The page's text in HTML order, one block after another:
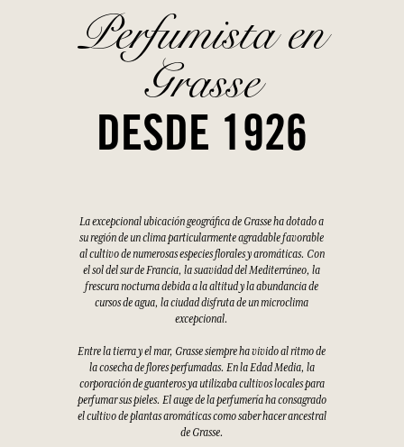
Perfumista en
Grasse
DESDE 1926
La excepcional ubicación geográfica de Grasse ha dotado a
su región de un clima particularmente agradable favorable
al cultivo de numerosas especies florales y aromáticas. Con
el sol del sur de Francia, la suavidad del Mediterráneo, la
frescura nocturna debida a la altitud y la abundancia de
cursos de agua, la ciudad disfruta de un microclima
excepcional.
Entre la tierra y el mar, Grasse siempre ha vivido al ritmo de
la cosecha de flores perfumadas. En la Edad Media, la
corporación de guanteros ya utilizaba cultivos locales para
perfumar sus pieles. El auge de la perfumería ha consagrado
el cultivo de plantas aromáticas como saber hacer ancestral
de Grasse.